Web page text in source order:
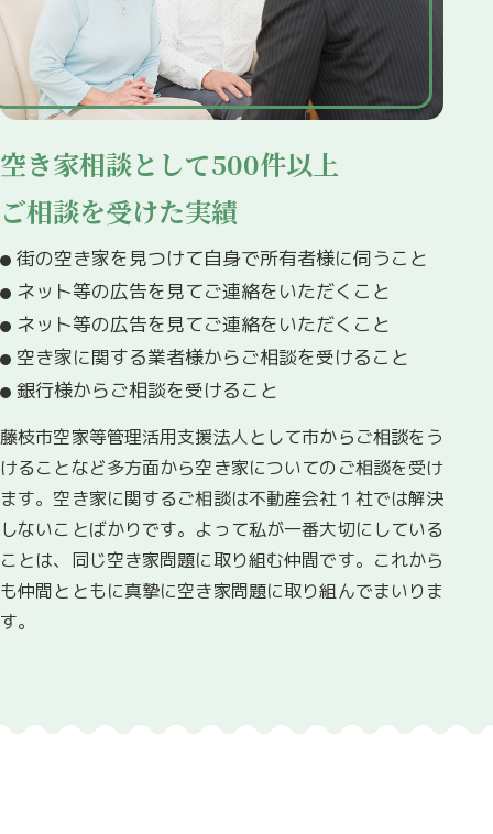
空き家相談として500件以上
ご相談を受けた実績
街の空き家を見つけて自身で所有者様に伺うこと
ネット等の広告を見てご連絡をいただくこと
ネット等の広告を見てご連絡をいただくこと
空き家に関する業者様からご相談を受けること
銀行様からご相談を受けること
藤枝市空家等管理活用支援法人として市からご相談をう
けることなど多方面から空き家についてのご相談を受け
ます。空き家に関するご相談は不動産会社１社では解決
しないことばかりです。よって私が一番大切にしている
ことは、同じ空き家問題に取り組む仲間です。これから
も仲間とともに真摯に空き家問題に取り組んでまいりま
す。